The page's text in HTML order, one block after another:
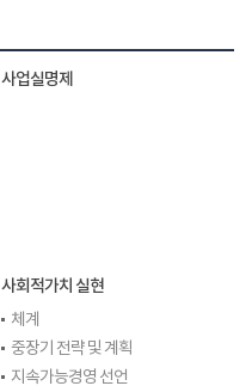
사업실명제
사회적가치 실현
체계
중장기 전략 및 계획
지속가능경영 선언